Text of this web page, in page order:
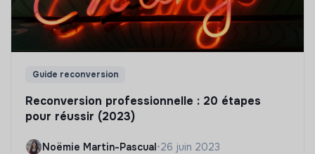
Guide reconversion
Reconversion professionnelle : 20 étapes
pour réussir (2023)
Noëmie Martin-Pascual•26 juin 2023